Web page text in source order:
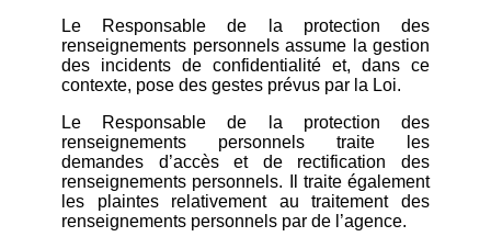
Le Responsable de la protection des
renseignements personnels assume la gestion
des incidents de confidentialité et, dans ce
contexte, pose des gestes prévus par la Loi.
Le Responsable de la protection des
renseignements personnels traite les
demandes d’accès et de rectification des
renseignements personnels. Il traite également
les plaintes relativement au traitement des
renseignements personnels par de l’agence.